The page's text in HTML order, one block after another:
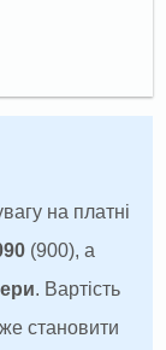
на платні
(900), а
. Вартість
становити